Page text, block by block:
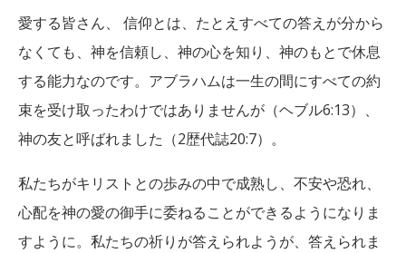
愛する皆さん、 信仰とは、たとえすべての答えが分から
なくても、神を信頼し、神の心を知り、神のもとで休息
する能力なのです。アブラハムは一生の間にすべての約
束を受け取ったわけではありませんが（ヘブル6:13）、
神の友と呼ばれました（2歴代誌20:7）。
私たちがキリストとの歩みの中で成熟し、不安や恐れ、
心配を神の愛の御手に委ねることができるようになりま
すように。私たちの祈りが答えられようが、答えられま